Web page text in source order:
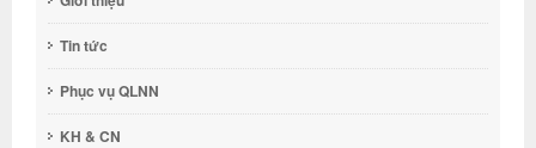
Tin tức
Phục vụ QLNN
KH & CN